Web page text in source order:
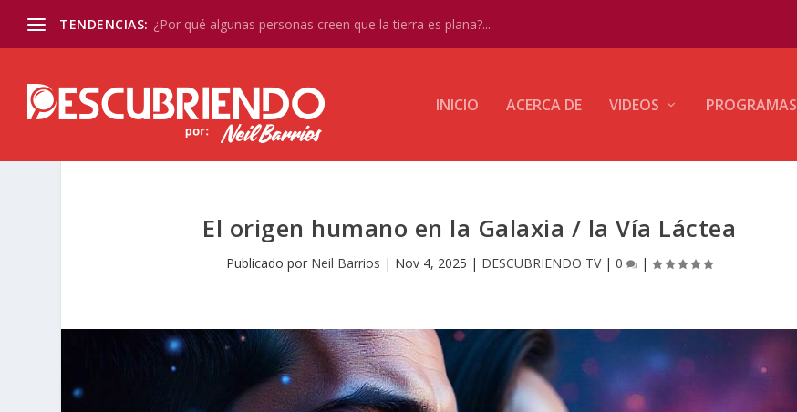
TENDENCIAS: ¿Por qué algunas personas creen que la tierra es plana?...
INICIO ACERCA DE VIDEOS PROGRAMAS
El origen humano en la Galaxia / la Vía Láctea
Publicado por Neil Barrios | Nov 4, 2025 | DESCUBRIENDO TV|0 |